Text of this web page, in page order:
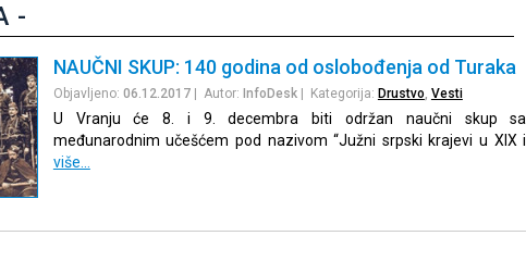
-
NAUČNI SKUP: 140 godina od oslobođenja od Turaka
Objavljeno: 06.12.2017| Autor: InfoDesk| Kategorija: Drustvo Vesti
U Vranju će 8. i 9. decembra biti održan naučni skup sa
međunarodnim učešćem pod nazivom “Južni srpski krajevi u XIX i
više…